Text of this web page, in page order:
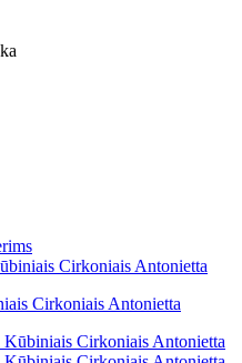
Cirkoniais Antonietta